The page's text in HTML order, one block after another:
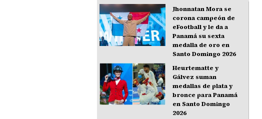
Jhonnatan Mora se
corona campeón de
eFootball y le da a
Panamá su sexta
medalla de oro en
Santo Domingo 2026
Heurtematte y
Gálvez suman
medallas de plata y
bronce para Panamá
en Santo Domingo
2026